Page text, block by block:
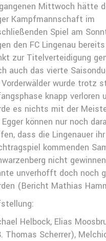
Mittwoch hätte
Kampfmannschaft im
Spiel am
den FC Lingenau
zur Titelverteidigung
auch das vierte
wurde trotz
knapp verloren
es nichts mit der
Egger können nur noch
dass die Lingenauer ihr
kommenden
nicht
unverhofft doch noch
(Bericht Mathias
Helbock, Elias
Thomas Scherrer),